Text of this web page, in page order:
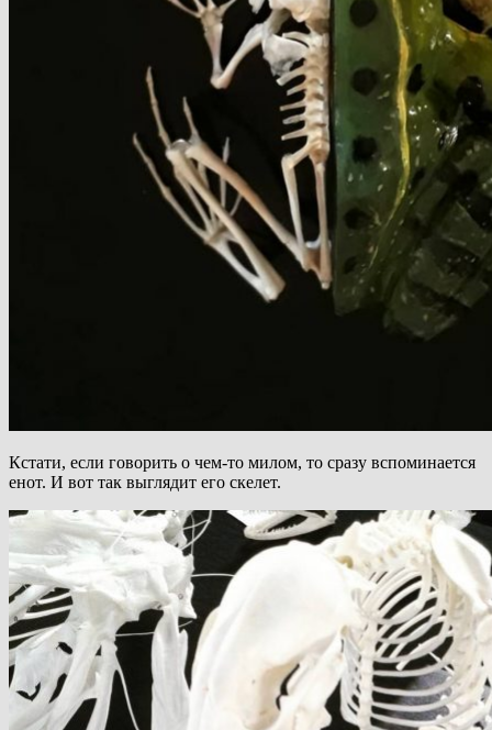
Кстати, если говорить о чем-то милом, то сразу вспоминается
енот. И вот так выглядит его скелет.